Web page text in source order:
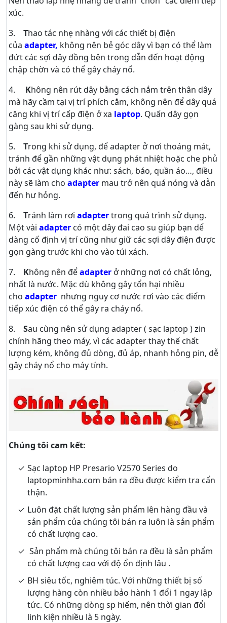
xúc.
3. Thao tác nhẹ nhàng với các thiết bị điện
của adapter, không nên bẻ góc dây vì bạn có thể làm
đứt các sợi dây đồng bên trong dẫn đến hoạt động
chập chờn và có thể gây cháy nổ.
4. Không nên rút dây bằng cách nắm trên thân dây
mà hãy cầm tại vị trí phích cắm, không nên để dây quá
căng khi vị trí cấp điện ở xa laptop. Quấn dây gọn
gàng sau khi sử dụng.
5. Trong khi sử dụng, để adapter ở nơi thoáng mát,
tránh để gần những vật dụng phát nhiệt hoặc che phủ
bởi các vật dụng khác như: sách, báo, quần áo…, điều
này sẽ làm cho adapter mau trở nên quá nóng và dẫn
đến hư hỏng.
6. Tránh làm rơi adaptertrong quá trình sử dụng.
Một vài adapter có một dây đai cao su giúp bạn dể
dàng cố định vị trí cũng như giữ các sợi dây điện được
gọn gàng trước khi cho vào túi xách.
7. Không nên đểadapter ở những nơi có chất lỏng,
nhất là nước. Mặc dù không gây tổn hại nhiều
cho adapter nhưng nguy cơ nước rơi vào các điểm
tiếp xúc điện có thể gây ra cháy nổ.
8. Sau cùng nên sử dụng adapter ( sạc laptop ) zin
chính hãng theo máy, vì các adapter thay thế chất
lượng kém, không đủ dòng, đủ áp, nhanh hỏng pin, dễ
gây cháy nổ cho máy tính.
Chúng tôi cam kết:
Sạc laptop HP Presario V2570 Series do
laptopminhha.com bán ra đều được kiểm tra cẩn
thận.
Luôn đặt chất lượng sản phẩm lên hàng đầu và
sản phẩm của chúng tôi bán ra luôn là sản phẩm
có chất lượng cao.
Sản phẩm mà chúng tôi bán ra đều là sản phẩm
có chất lượng cao với độ ổn định lâu .
BH siêu tốc, nghiêm túc. Với những thiết bị số
lượng hàng còn nhiều bảo hành 1 đổi 1 ngay lập
tức. Có những dòng sp hiếm, nên thời gian đổi
linh kiện nhiều là 5 ngày.